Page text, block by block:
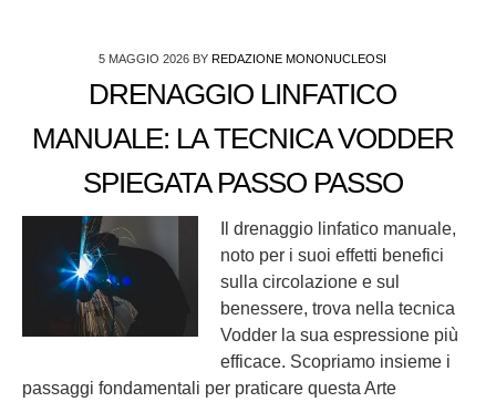
5 MAGGIO 2026 BY REDAZIONE MONONUCLEOSI
DRENAGGIO LINFATICO
MANUALE: LA TECNICA VODDER
SPIEGATA PASSO PASSO
Il drenaggio linfatico manuale,
noto per i suoi effetti benefici
sulla circolazione e sul
benessere, trova nella tecnica
Vodder la sua espressione più
efficace. Scopriamo insieme i
passaggi fondamentali per praticare questa Arte